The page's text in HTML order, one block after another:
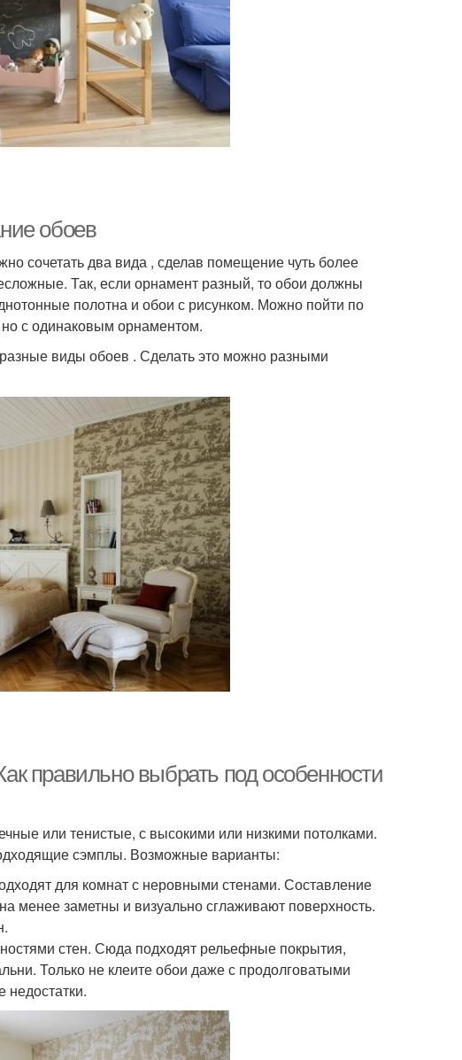
обоев
сочетать два вида , сделав помещение чуть более
Так, если орнамент разный, то обои должны
полотна и обои с рисунком. Можно пойти по
с одинаковым орнаментом.
виды обоев . Сделать это можно разными
правильно выбрать под особенности
или тенистые, с высокими или низкими потолками.
сэмплы. Возможные варианты:
для комнат с неровными стенами. Составление
менее заметны и визуально сглаживают поверхность.
стен. Сюда подходят рельефные покрытия,
Только не клеите обои даже с продолговатыми
недостатки.